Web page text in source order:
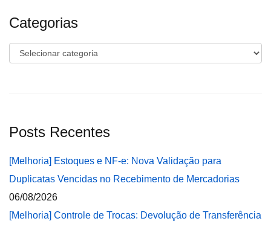
Categorias
Categorias
Posts Recentes
[Melhoria] Estoques e NF-e: Nova Validação para
Duplicatas Vencidas no Recebimento de Mercadorias
06/08/2026
[Melhoria] Controle de Trocas: Devolução de Transferência